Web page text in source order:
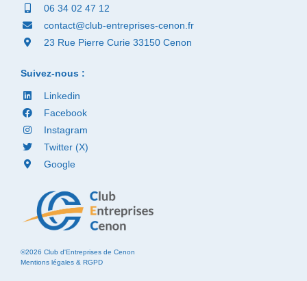
©2026 Club d'Entreprises de Cenon
Mentions légales & RGPD
06 34 02 47 12
contact@club-entreprises-cenon.fr
23 Rue Pierre Curie 33150 Cenon
Suivez-nous :
Linkedin
Facebook
Instagram
Twitter (X)
Google